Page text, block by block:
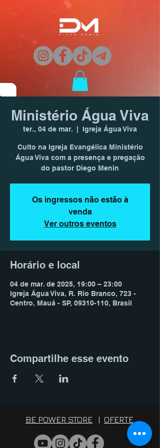
Ministério Água Viva
ter., 04 de mar. Igreja Água Viva
Culto na Igreja Evangélica Ministério
Água Viva com a presença e pregação
do pastor Diego Menin
Os ingressos não estão à
venda
Ver outros eventos
Horário e local
04 de mar. de 2025, 19:00 – 23:00
Igreja Água Viva, R. Rio Branco, 723 -
Centro, Mauá - SP, 09310-110, Brasil
Compartilhe esse evento
BE POWER STORE | OFERTE